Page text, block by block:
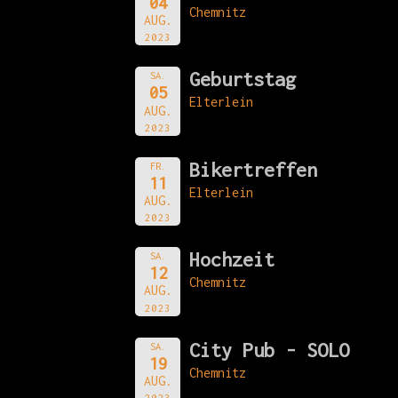
AUG.
2023
Chemnitz
SA.
05
AUG.
2023
Geburtstag
Elterlein
FR.
11
AUG.
2023
Bikertreffen
Elterlein
SA.
12
AUG.
2023
Hochzeit
Chemnitz
SA.
19
AUG.
City Pub - SOLO
Chemnitz